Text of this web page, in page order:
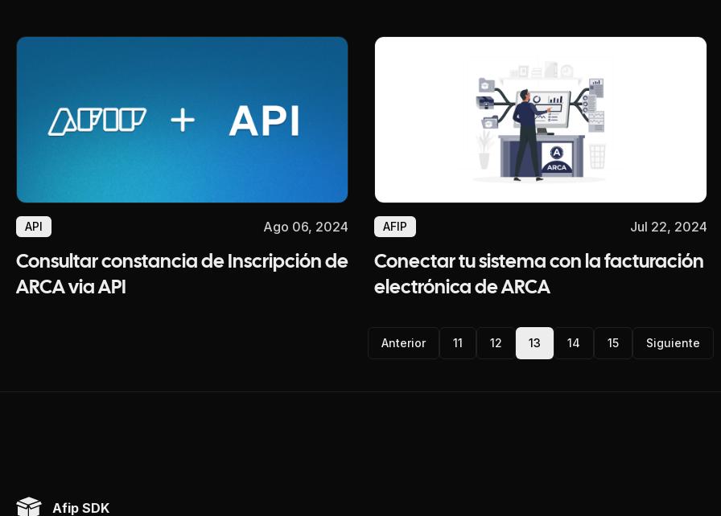
API Ago 06, 2024
Consultar constancia de Inscripción de
ARCA via API
AFIP Jul 22, 2024
Conectar tu sistema con la facturación
electrónica de ARCA
Anterior 11 12 13 14 15 Siguiente
Afip SDK